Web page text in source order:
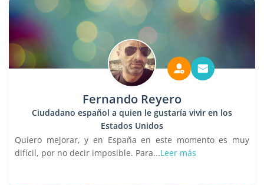
Fernando Reyero
Ciudadano español a quien le gustaría vivir en los
Estados Unidos
Quiero mejorar, y en España en este momento es muy
difícil, por no decir imposible. Para...Leer más